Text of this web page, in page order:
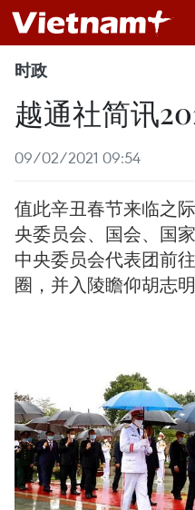
时政
越通社简讯
09/02/2021 09:54
值此辛丑春节来临之
央委员会、国会、国
中央委员会代表团前
圈，并入陵瞻仰胡志明